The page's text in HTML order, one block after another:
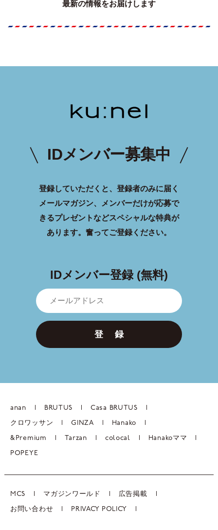
最新の情報をお届けします
IDメンバー募集中
登録していただくと、登録者のみに届く
メールマガジン、メンバーだけが応募で
きるプレゼントなどスペシャルな特典が
あります。 奮ってご登録ください。
IDメンバー登録 (無料)
登 録
anan BRUTUS Casa BRUTUS
クロワッサン GINZA Hanako
&Premium Tarzan colocal Hanakoママ
POPEYE
MCS マガジンワールド 広告掲載
お問い合わせ PRIVACY POLICY